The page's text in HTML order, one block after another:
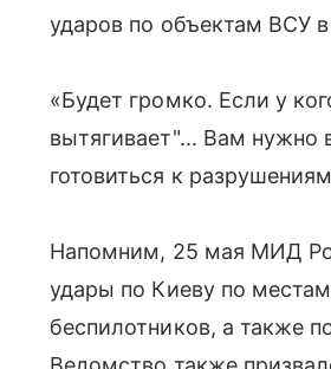
ударов по объектам ВСУ
«Будет громко. Если у
вытягивает"... Вам нужно
готовиться к
Напомним, 25 мая МИД
удары по Киеву по
беспилотников, а также